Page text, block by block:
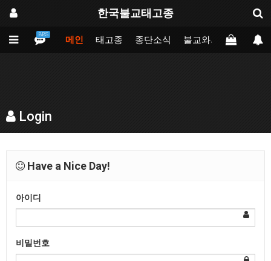
한국불교태고종
BBS
메인 태고종 종단소식 불교와의만남 업
Login
Have a Nice Day!
아이디
비밀번호